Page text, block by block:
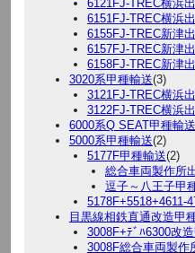
6121FJ-TREC横浜
6151FJ-TREC横浜
6155FJ-TREC新津
6157FJ-TREC新津
6158FJ-TREC新津
3020系甲種輸送(3)
3121FJ-TREC横浜
3122FJ-TREC横浜
6000系Q SEAT甲種輸送
5000系甲種輸送(2)
5177F甲種輸送(2)
総合車両製作所
逗子～八王子甲
5178F+5518+4611-
目黒線相鉄直通改造甲
3008F+ﾃﾞﾊ6300改
3008F総合車両製作